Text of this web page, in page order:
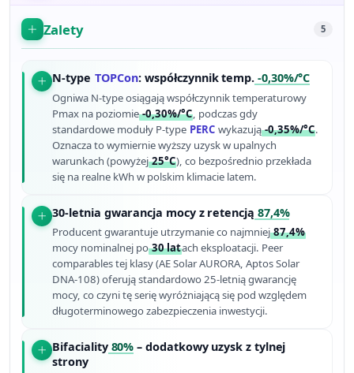
Zalety 5
N-type TOPCon: współczynnik temp. -0,30%/°C
Ogniwa N-type osiągają współczynnik temperaturowy
Pmax na poziomie-0,30%/°C, podczas gdy
standardowe moduły P-type PERC wykazują-0,35%/°C.
Oznacza to wymiernie wyższy uzysk w upalnych
warunkach (powyżej25°C), co bezpośrednio przekłada
się na realne kWh w polskim klimacie latem.
30-letnia gwarancja mocy z retencją 87,4%
Producent gwarantuje utrzymanie co najmniej87,4%
mocy nominalnej po30 latach eksploatacji. Peer
comparables tej klasy (AE Solar AURORA, Aptos Solar
DNA-108) oferują standardowo 25-letnią gwarancję
mocy, co czyni tę serię wyróżniającą się pod względem
długoterminowego zabezpieczenia inwestycji.
Bifaciality80% – dodatkowy uzysk z tylnej
strony